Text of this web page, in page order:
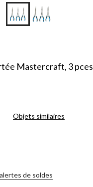
Mastercraft, 3 pces
Objets similaires
de soldes